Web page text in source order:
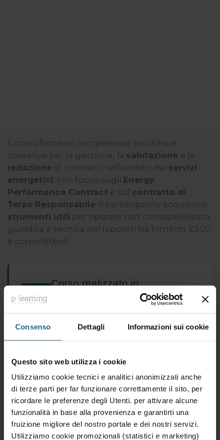
Consenso Dettagli Informazioni sui cookie
Questo sito web utilizza i cookie
Utilizziamo cookie tecnici e analitici anonimizzati anche
di terze parti per far funzionare correttamente il sito, per
ricordare le preferenze degli Utenti. per attivare alcune
funzionalità in base alla provenienza e garantirti una
fruizione migliore del nostro portale e dei nostri servizi.
Utilizziamo cookie promozionali (statistici e marketing)
Il corso fornisce competenze teoriche e
operative per la gestione, la valutazione e la
redazione di contratti nell’ambito dei servizi
energetici , con focus sugli Energy
Performance Contract e sul contratto di
Terzo Responsabile . Il partecipante acquisisce
strumenti utili per operare con consapevolezza
giuridica e tecnica nei rapporti tra fornitori, ESCO
e committenti.
Corso realizzato in
collaborazione con ilComitato
Destinatari
1. Professionisti del settore energetico
2. Personale di ESCO e società di servizi
3. Figure aziendali coinvolte in appalti e
gestione fornitori